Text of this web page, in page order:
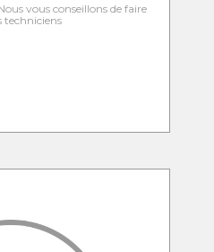
vous conseillons de faire
techniciens